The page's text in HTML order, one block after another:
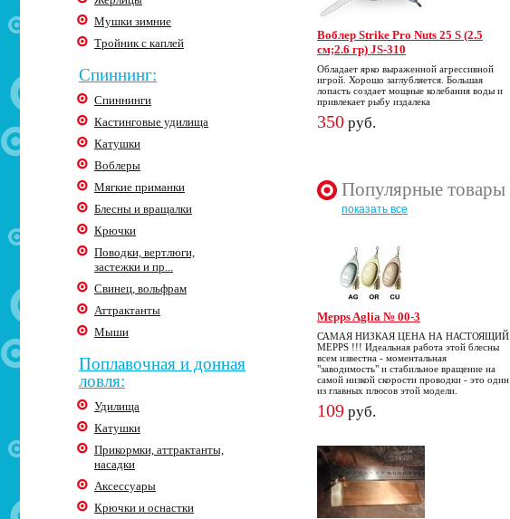
Мушки зимние
Тройник с каплей
Спиннинг:
Спиннинги
Кастинговые удилища
Катушки
Воблеры
Мягкие приманки
Блесны и вращалки
Крючки
Поводки, вертлюги,
застежки и пр...
Свинец, вольфрам
Аттрактанты
Мыши
Поплавочная и донная
ловля:
Удилища
Катушки
Прикормки, аттрактанты,
насадки
Аксессуары
Крючки и оснастки
Воблер Strike Pro Nuts 25 S (2.5
см;2.6 гр) JS-310
Обладает ярко выраженной агрессивной
игрой. Хорошо заглубляется. Большая
лопасть создает мощные колебания воды и
привлекает рыбу издалека
350 руб.
Популярные товары
показать все
Mepps Aglia № 00-3
САМАЯ НИЗКАЯ ЦЕНА НА НАСТОЯЩИЙ
MEPPS !!! Идеальная работа этой блесны
всем известна - моментальная
"заводимость" и стабильное вращение на
самой низкой скорости проводки - это один
из главных плюсов этой модели.
109 руб.